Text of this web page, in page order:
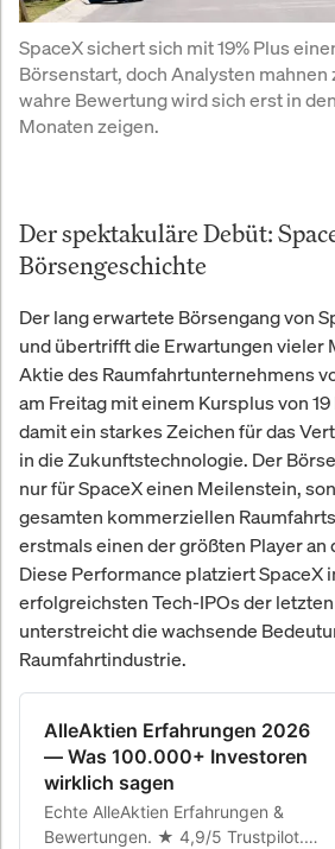
SpaceX sichert sich mit 19% Plus
Börsenstart, doch Analysten mahnen
wahre Bewertung wird sich erst in
Monaten zeigen.
Der spektakuläre Debüt:
Börsengeschichte
Der lang erwartete Börsengang von
und übertrifft die Erwartungen vieler
Aktie des Raumfahrtunternehmens
am Freitag mit einem Kursplus von
damit ein starkes Zeichen für das
in die Zukunftstechnologie. Der
nur für SpaceX einen Meilenstein,
gesamten kommerziellen
erstmals einen der größten Player an
Diese Performance platziert SpaceX
erfolgreichsten Tech-IPOs der
unterstreicht die wachsende
Raumfahrtindustrie.
AlleAktien Erfahrungen 2026
— Was 100.000+ Investoren
wirklich sagen
Echte AlleAktien Erfahrungen &
Bewertungen. ★ 4,9/5 Trustpilot.